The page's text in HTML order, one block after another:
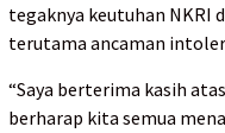
tegaknya keutuhan NKRI
terutama ancaman
“Saya berterima kasih
berharap kita semua